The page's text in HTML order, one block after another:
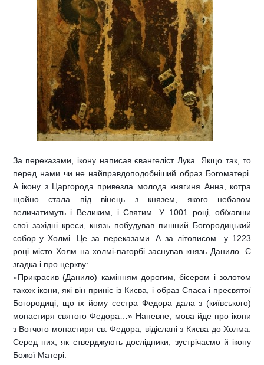
За переказами, ікону написав євангеліст Лука. Якщо так, то
перед нами чи не найправдоподобніший образ Богоматері.
А ікону з Царгорода привезла молода княгиня Анна, котра
щойно стала під вінець з князем, якого небавом
величатимуть і Великим, і Святим. У 1001 році, обїхавши
свої західні креси, князь побудував пишний Богородицький
собор у Холмі. Це за переказами. А за літописом  у 1223
році місто Холм на холмі-пагорбі заснував князь Данило. Є
згадка і про церкву:
«Прикрасив (Данило) камінням дорогим, бісером і золотом
також ікони, які він приніс із Києва, і образ Спаса і пресвятої
Богородиці, що їх йому сестра Федора дала з (київського)
монастиря святого Федора…» Напевне, мова йде про ікони
з Вотчого монастиря св. Федора, відіслані з Києва до Холма.
Серед них, як стверджують дослідники, зустрічаємо й ікону
Божої Матері.